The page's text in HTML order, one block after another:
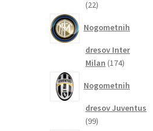
2222
Nogometnih
dresov Inter
Milan 174174
Nogometnih
dresov Juventus
9999